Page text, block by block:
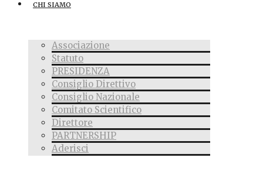
CHI SIAMO
Associazione
Statuto
PRESIDENZA
Consiglio Direttivo
Consiglio Nazionale
Comitato Scientifico
Direttore
PARTNERSHIP
Aderisci